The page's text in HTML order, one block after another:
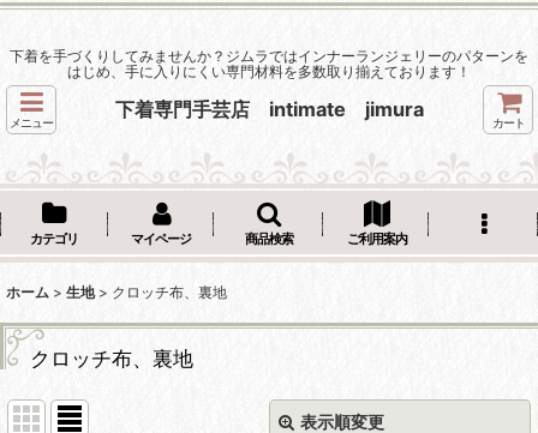
下着を手づくりしてみませんか？ジムラではインナーランジェリーのパターンを
はじめ、手に入りにくい専門材料を多数取り揃えております！
メニュー
下着専門手芸店 intimate jimura
カート
カテゴリ マイページ 商品検索 ご利用案内
ホーム > 生地 > クロッチ布、裏地
クロッチ布、裏地
表示順変更